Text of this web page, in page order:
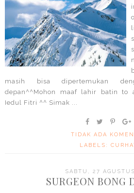
masih bisa dipertemukan
depan^^Mohon maaf lahir batin to
Iedul Fitri ^^ Simak ...
TIDAK ADA
LABELS:
SABTU, 27
SURGEON BONG